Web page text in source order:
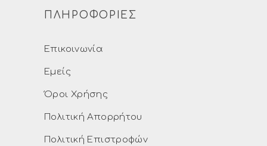
ΠΛΗΡΟΦΟΡΙΕΣ
Επικοινωνία
Εμείς
Όροι Χρήσης
Πολιτική Απορρήτου
Πολιτική Επιστροφών